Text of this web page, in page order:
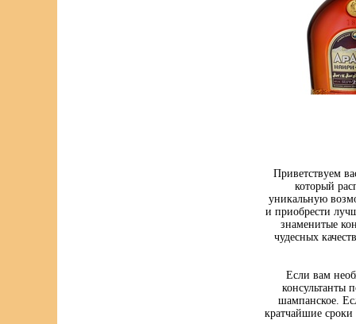
Приветствуем
который
уникальную
и приобрести
знаменитые
чудесных
Если вам
консультанты
шампанское.
кратчайшие